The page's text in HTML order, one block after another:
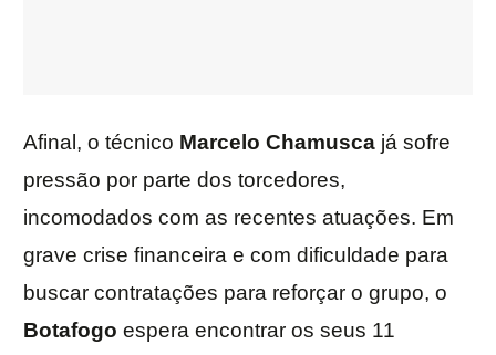
Afinal, o técnico Marcelo Chamusca já sofre
pressão por parte dos torcedores,
incomodados com as recentes atuações. Em
grave crise financeira e com dificuldade para
buscar contratações para reforçar o grupo, o
Botafogo espera encontrar os seus 11